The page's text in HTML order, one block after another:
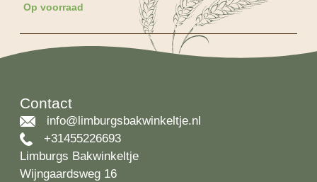
Op voorraad
Contact
info@limburgsbakwinkeltje.nl
+31455226693
Limburgs Bakwinkeltje
Wijngaardsweg 16